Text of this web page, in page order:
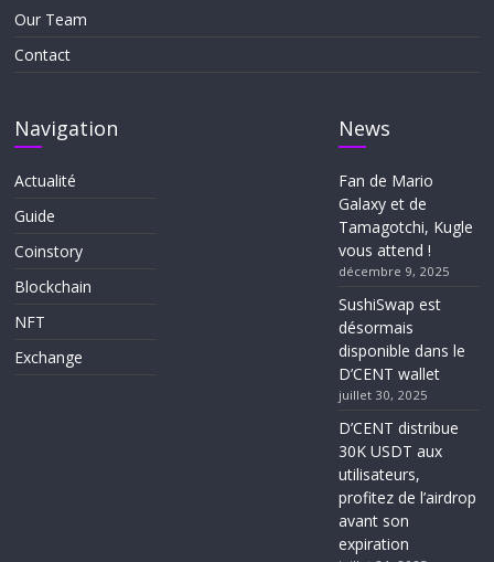
Our Team
Contact
Navigation
Actualité
Guide
Coinstory
Blockchain
NFT
Exchange
News
Fan de Mario
Galaxy et de
Tamagotchi, Kugle
vous attend !
décembre 9, 2025
SushiSwap est
désormais
disponible dans le
D’CENT wallet
juillet 30, 2025
D’CENT distribue
30K USDT aux
utilisateurs,
profitez de l’airdrop
avant son
expiration